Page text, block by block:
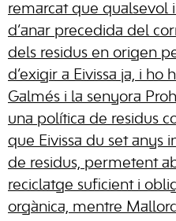
remarcat que qualsevol
d’anar precedida del
dels residus en origen
d’exigir a Eivissa ja, i ho
Galmés i la senyora
una política de residus
que Eivissa du set anys
de residus, permetent
reciclatge suficient i
orgànica, mentre